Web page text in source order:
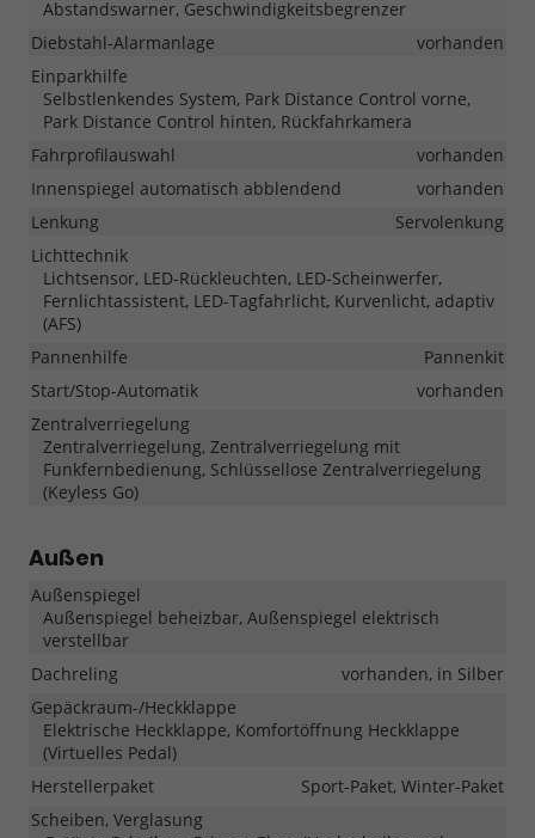
Abstandswarner, Geschwindigkeitsbegrenzer
Diebstahl-Alarmanlage
vorhanden
Einparkhilfe
Selbstlenkendes System, Park Distance Control vorne,
Park Distance Control hinten, Rückfahrkamera
Fahrprofilauswahl
vorhanden
Innenspiegel automatisch abblendend
vorhanden
Lenkung
Servolenkung
Lichttechnik
Lichtsensor, LED-Rückleuchten, LED-Scheinwerfer,
Fernlichtassistent, LED-Tagfahrlicht, Kurvenlicht, adaptiv
(AFS)
Pannenhilfe
Pannenkit
Start/Stop-Automatik
vorhanden
Zentralverriegelung
Zentralverriegelung, Zentralverriegelung mit
Funkfernbedienung, Schlüssellose Zentralverriegelung
(Keyless Go)
Außen
Außenspiegel
Außenspiegel beheizbar, Außenspiegel elektrisch
verstellbar
Dachreling
vorhanden, in Silber
Gepäckraum-/Heckklappe
Elektrische Heckklappe, Komfortöffnung Heckklappe
(Virtuelles Pedal)
Herstellerpaket
Sport-Paket, Winter-Paket
Scheiben, Verglasung